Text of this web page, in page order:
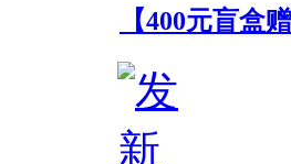
【400元盲盒